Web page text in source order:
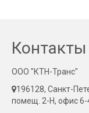
Контакты
ООО "КТН-Транс"
196128, Санкт-
помещ. 2-Н, офис 6-